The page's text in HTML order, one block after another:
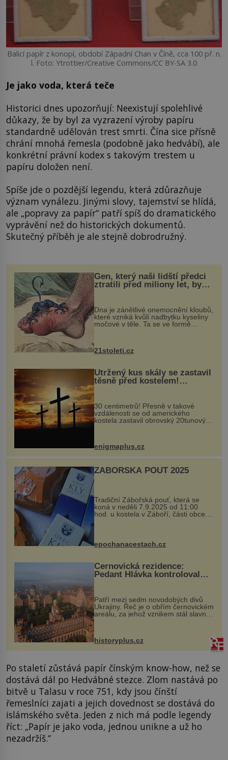
Balicí papír z konopí, období Západní Chan v Číně, cca 100 př. n.
l. Foto: Ytrottier/Creative Commons/CC BY-SA 3.0
Je jako voda, která teče
Historici dnes upozorňují: Neexistují spolehlivé
důkazy, že by byl za vyzrazení výroby papíru
standardně udělován trest smrti. Čína sice přísně
chrání mnohá řemesla (podobně jako hedvábí), ale
konkrétní právní kodex s takovým trestem u
papíru doložen není.
Spíše jde o pozdější legendu, která zdůrazňuje
význam vynálezu. Jinými slovy, tajemství se hlídá,
ale „popravy za papír“ patří spíš do dramatického
vyprávění než do historických dokumentů.
Skutečný příběh je ale stejně dobrodružný.
Gen, který naši lidští předci
ztratili před miliony let, by
mohl pomoci s léčbou
„nemoci králů“
Dna je zánětlivé onemocnění kloubů,
které vzniká kvůli nadbytku kyseliny
močové v těle. Ta se ve formě
nohou, a způsobuje bole...
21stoleti.cz
Utržený kus skály se zastavil
těsně před kostelem!
Ochránila ho boží síla?
30 centimetrů! Přesně v takové
vzdálenosti se od amerického
kostela zastavil obrovský 20tunový
...
enigmaplus.cz
ZÁBOŘSKÁ POUŤ 2025
Tradiční Zábořská pouť, která se
koná v neděli 7.9.2025 od 11:00
hod. u kostela v Záboří, části obce
Kly u Mělníka. V programu naleznete
komentovanou prohlídku kostela,
epochanacestach.cz
Černovická rezidence:
Pedant Hlávka kontroloval
Patří mezi sedm novodobých divů
Ukrajiny. Řeč je o obřím černovickém
areálu, za jehož vznikem stál slavný
český architekt Josef Hlávka. Ten si
na něm dal mimořádně záležet. Jeho
stavební plány by při ...
historyplus.cz
Po staletí zůstává papír čínským know-how, než se
dostává dál po Hedvábné stezce. Zlom nastává po
bitvě u Talasu v roce 751, kdy jsou čínští
řemeslníci zajati a jejich dovednost se dostává do
islámského světa. Jeden z nich má podle legendy
říct: „Papír je jako voda, jednou unikne a už ho
nezadržíš.“